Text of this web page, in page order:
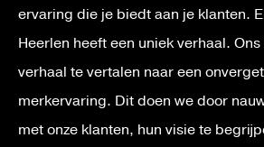
ervaring die je biedt aan je klanten.
Heerlen heeft een uniek verhaal.
verhaal te vertalen naar een
merkervaring. Dit doen we door
met onze klanten, hun visie te